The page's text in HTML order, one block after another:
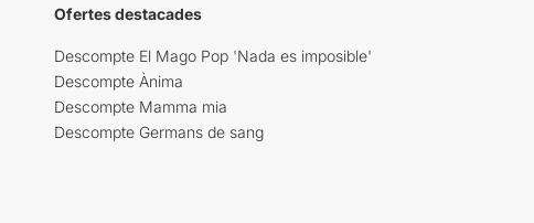
Ofertes destacades
Descompte El Mago Pop 'Nada es imposible'
Descompte Ànima
Descompte Mamma mia
Descompte Germans de sang